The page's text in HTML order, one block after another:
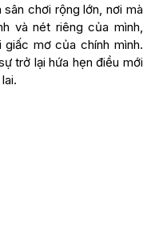
chơi rộng lớn, nơi mà
và nét riêng của mình,
mơ của chính mình.
trở lại hứa hẹn điều mới